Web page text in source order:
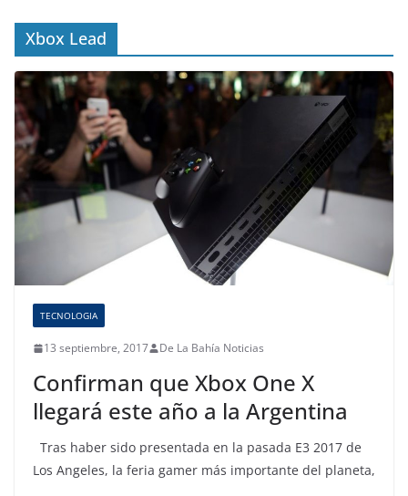
Xbox Lead
TECNOLOGIA
13 septiembre, 2017 De La Bahía Noticias
Confirman que Xbox One X
llegará este año a la Argentina
Tras haber sido presentada en la pasada E3 2017 de
Los Angeles, la feria gamer más importante del planeta,